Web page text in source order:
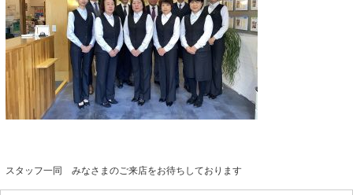
スタッフ一同 みなさまのご来店をお待ちしております